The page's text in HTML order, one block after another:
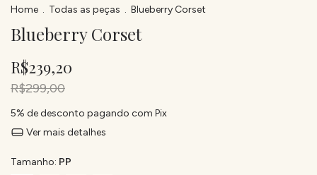
Home . Todas as peças . Blueberry Corset
Blueberry Corset
R$239,20
R$299,00
5% de desconto pagando com Pix
Ver mais detalhes
Tamanho: PP